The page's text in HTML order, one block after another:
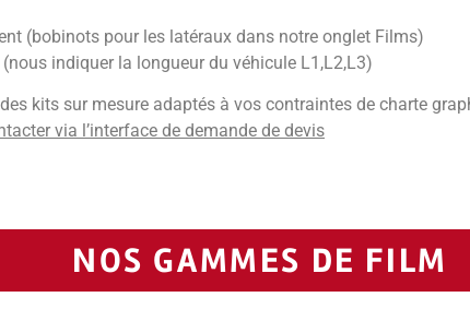
(bobinots pour les latéraux dans notre onglet Films)
indiquer la longueur du véhicule L1,L2,L3)
kits sur mesure adaptés à vos contraintes de charte
via l’interface de demande de devis
NOS GAMMES DE FILM